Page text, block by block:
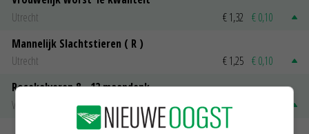
Utrecht
€ 1,32 € 0,10
Mannelijk Slachtstieren ( R )
Utrecht
€ 1,25 € 0,10
Rosekalveren 8 - 12 maandenk
Vleeskalveren Denkavit
€ 1,78